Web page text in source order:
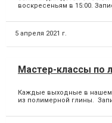
воскресеньям в 15:00.
5 апреля 2021 г.
Мастер-классы по
Каждые выходные в нашем
из полимерной глины.